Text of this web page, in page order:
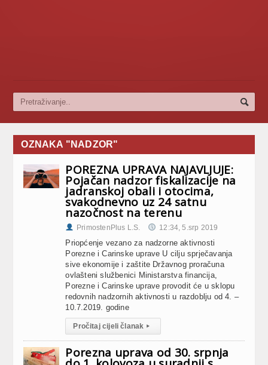
OZNAKA "NADZOR"
POREZNA UPRAVA NAJAVLJUJE:
Pojačan nadzor fiskalizacije na
jadranskoj obali i otocima,
svakodnevno uz 24 satnu
nazočnost na terenu
PrimostenPlus L.S. 12:34, 5.srp 2019
Priopćenje vezano za nadzorne aktivnosti
Porezne i Carinske uprave ​U cilju sprječavanja
sive ekonomije i zaštite Državnog proračuna
ovlašteni službenici Ministarstva financija,
Porezne i Carinske uprave provodit će u sklopu
redovnih nadzornih aktivnosti u razdoblju od 4. –
10.7.2019. godine
Pročitaj cijeli članak ▸
Porezna uprava od 30. srpnja